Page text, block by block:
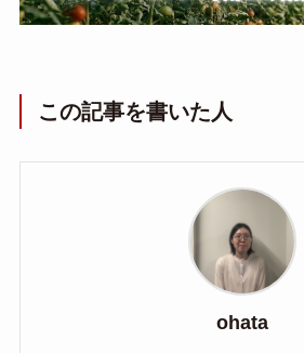
この記事を書いた人
ohata